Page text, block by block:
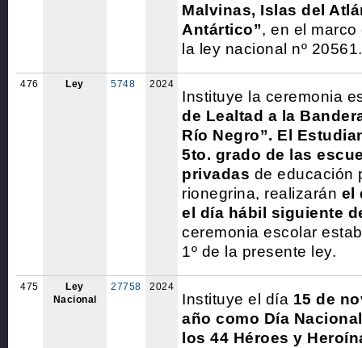
Malvinas, Islas del
Antártico”, en el
la ley nacional nº 20561.
476 Ley 5748 2024
Instituye la ceremonia
de Lealtad a la
Río Negro”. El
5to. grado de las
privadas de educación
rionegrina, realizarán el
el día hábil siguiente
ceremonia escolar
1º de la presente ley.
475
Ley
Nacional
27758 2024
Instituye el día 15 de
año como Día
los 44 Héroes y